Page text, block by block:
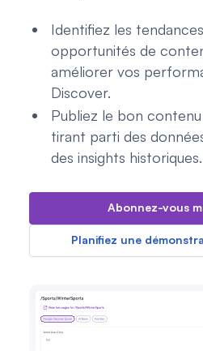
Identifiez les
opportunités de
améliorer vos
Discover.
Publiez le bon
tirant parti des
des insights historiques.
Abonnez-vous
Planifiez une